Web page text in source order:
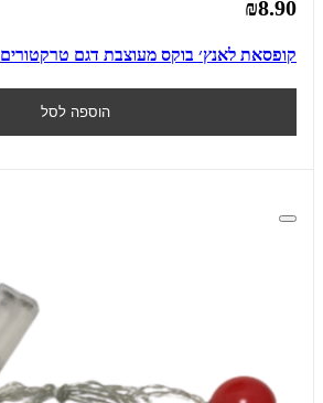
₪8.90
קופסאת לאנץ׳ בוקס מעוצבת דגם טרקטורים
הוספה לסל